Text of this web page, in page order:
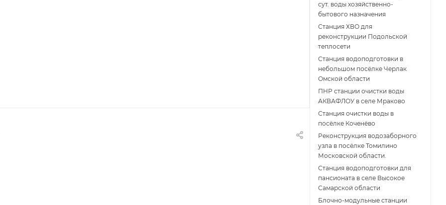
сут. воды хозяйственно-
бытового назначения
Станция ХВО для
реконструкции Подольской
теплосети
Станция водоподготовки в
небольшом посёлке Черлак
Омской области
ПНР станции очистки воды
АКВАФЛОУ в селе Мраково
Станция очистки воды в
посёлке Коченёво
Реконструкция водозаборного
узла в посёлке Томилино
Московской области.
Станция водоподготовки для
пансионата в селе Высокое
Самарской области
Блочно-модульные станции